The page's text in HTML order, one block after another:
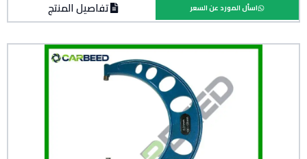
تفاصيل المنتج اسأل المورد عن السعر